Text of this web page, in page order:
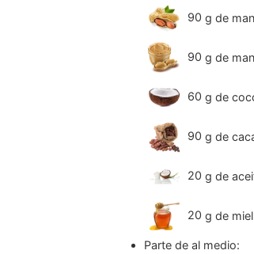
90 g de
90 g de
60 g de
90 g de
20 g de
20 g de
Parte de al medio: